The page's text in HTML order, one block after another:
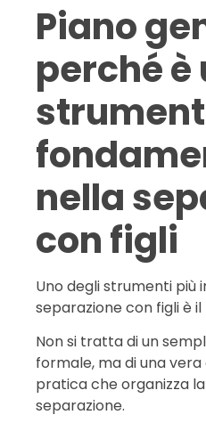
Piano
perché è
nella
con figli
Uno degli strumenti più
separazione con figli è
Non si tratta di un
formale, ma di una
pratica che organizza
separazione.